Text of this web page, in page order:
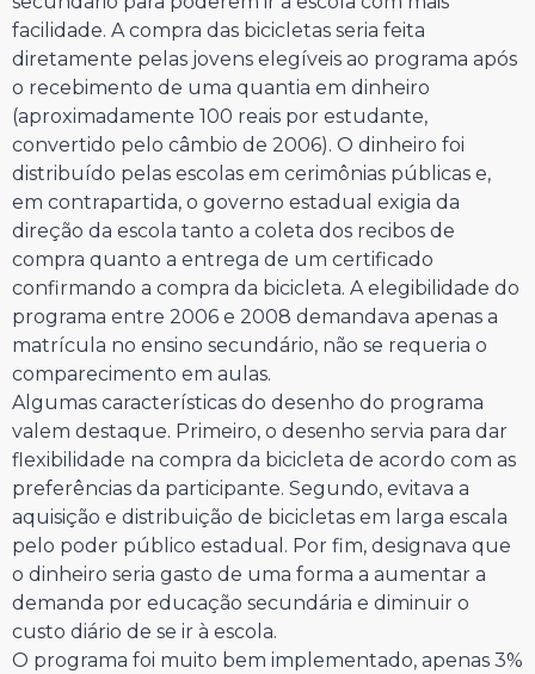
facilidade. A compra das bicicletas seria feita
diretamente pelas jovens elegíveis ao programa após
o recebimento de uma quantia em dinheiro
(aproximadamente 100 reais por estudante,
convertido pelo câmbio de 2006). O dinheiro foi
distribuído pelas escolas em cerimônias públicas e,
em contrapartida, o governo estadual exigia da
direção da escola tanto a coleta dos recibos de
compra quanto a entrega de um certificado
confirmando a compra da bicicleta. A elegibilidade do
programa entre 2006 e 2008 demandava apenas a
matrícula no ensino secundário, não se requeria o
comparecimento em aulas.
Algumas características do desenho do programa
valem destaque. Primeiro, o desenho servia para dar
flexibilidade na compra da bicicleta de acordo com as
preferências da participante. Segundo, evitava a
aquisição e distribuição de bicicletas em larga escala
pelo poder público estadual. Por fim, designava que
o dinheiro seria gasto de uma forma a aumentar a
demanda por educação secundária e diminuir o
custo diário de se ir à escola.
O programa foi muito bem implementado, apenas 3%